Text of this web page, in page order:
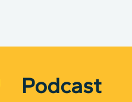
Podcast